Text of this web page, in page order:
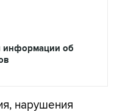
информации об
нарушения